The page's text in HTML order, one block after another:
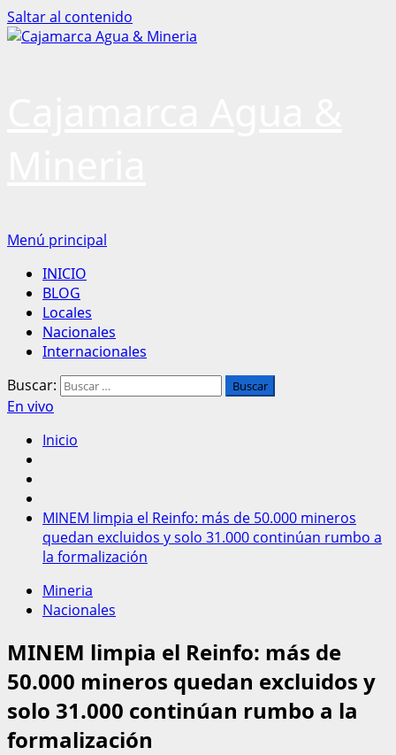
Saltar al contenido
Menú principal
INICIO
BLOG
Locales
Nacionales
Internacionales
Buscar:
En vivo
Inicio
MINEM limpia el Reinfo: más de 50.000 mineros
quedan excluidos y solo 31.000 continúan rumbo a
la formalización
Mineria
Nacionales
MINEM limpia el Reinfo: más de
50.000 mineros quedan excluidos y
solo 31.000 continúan rumbo a la
formalización